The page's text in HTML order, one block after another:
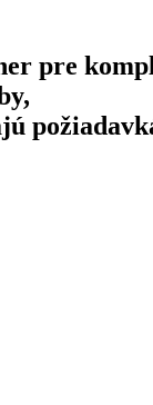
pre